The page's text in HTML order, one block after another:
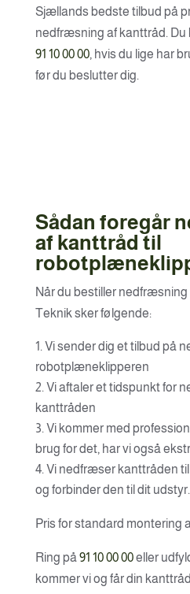
Sjællands bedste tilbud på
nedfræsning af kanttråd. Du
91 10 00 00, hvis du lige har
før du beslutter dig.
Sådan foregår
af kanttråd til
Når du bestiller
Teknik sker følgende:
Vi sender dig et tilbud på
robotplæneklipperen
Vi aftaler et tidspunkt for
kanttråden
Vi kommer med
brug for det, har vi også
Vi nedfræser kanttråden
og forbinder den til dit udstyr.
Pris for standard montering
Ring på91 10 00 00eller
kommer vi og får din